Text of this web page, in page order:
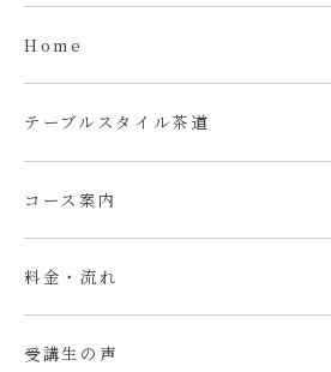
Home
テーブルスタイル茶道
コース案内
料金・流れ
受講生の声